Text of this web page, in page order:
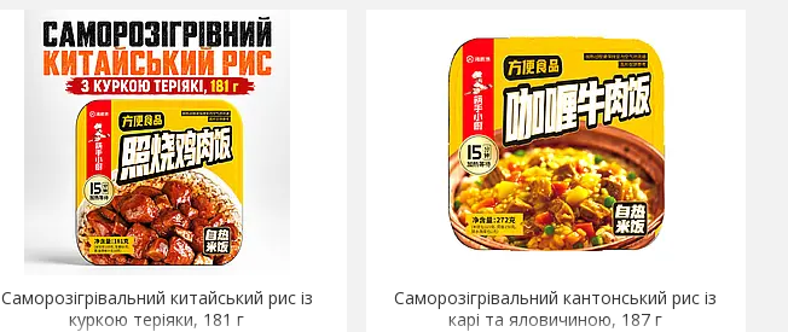
Саморозігрівальний китайський рис із
куркою теріяки, 181 г
Саморозігрівальний кантонський рис із
карі та яловичиною, 187 г